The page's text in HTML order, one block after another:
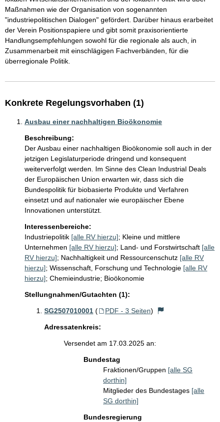
Maßnahmen wie der Organisation von sogenannten
"industriepolitischen Dialogen" gefördert. Darüber hinaus erarbeitet
der Verein Positionspapiere und gibt somit praxisorientierte
Handlungsempfehlungen sowohl für die regionale als auch, in
Zusammenarbeit mit einschlägigen Fachverbänden, für die
überregionale Politik.
Konkrete Regelungsvorhaben (1)
Ausbau einer nachhaltigen Bioökonomie
Beschreibung:
Der Ausbau einer nachhaltigen Bioökonomie soll auch in der
jetzigen Legislaturperiode dringend und konsequent
weiterverfolgt werden. Im Sinne des Clean Industrial Deals
der Europäischen Union erwarten wir, dass sich die
Bundespolitik für biobasierte Produkte und Verfahren
einsetzt und auf nationaler wie europäischer Ebene
Innovationen unterstützt.
Interessenbereiche:
Industriepolitik [alle RV hierzu]; Kleine und mittlere
Unternehmen [alle RV hierzu]; Land- und Forstwirtschaft [alle
RV hierzu]; Nachhaltigkeit und Ressourcenschutz [alle RV
hierzu]; Wissenschaft, Forschung und Technologie [alle RV
hierzu]; Chemieindustrie; Bioökonomie
Stellungnahmen/Gutachten (1):
SG2507010001 ( PDF - 3 Seiten)
Adressatenkreis:
Versendet am 17.03.2025 an:
Bundestag
Fraktionen/Gruppen [alle SG
dorthin]
Mitglieder des Bundestages [alle
SG dorthin]
Bundesregierung